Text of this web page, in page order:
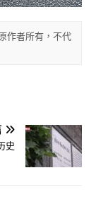
作者所有，不代
史